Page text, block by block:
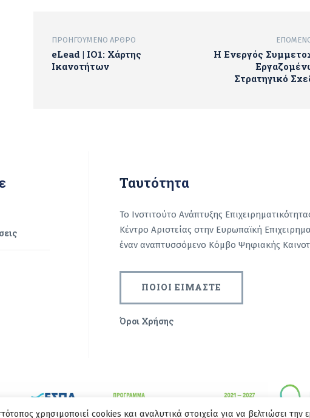
ΠΡΟΗΓΟΎΜΕΝΟ ΆΡΘΡΟ
eLead | ΙΟ1: Χάρτης
Ικανοτήτων
Η Ενεργός
Στρατηγικό
Ταυτότητα
Το Ινστιτούτο Ανάπτυξης
Κέντρο Αριστείας στην Ευρωπαϊκή
έναν αναπτυσσόμενο Κόμβο Ψηφιακής
ΠΟΙΟΙ ΕΙΜΑΣΤΕ
Όροι Χρήσης
Copyright 2026 | powered by Institute of
χρησιμοποιεί cookies και αναλυτικά στοιχεία για να βελτιώσει την